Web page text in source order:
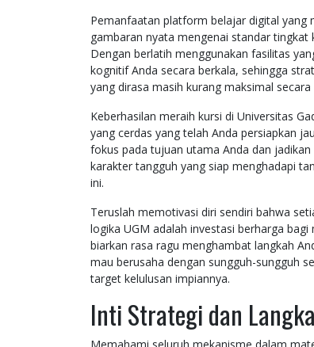
Pemanfaatan platform belajar digital yang
gambaran nyata mengenai standar
Dengan berlatih menggunakan fasilitas
kognitif Anda secara berkala, sehingga
yang dirasa masih kurang maksimal
Keberhasilan meraih kursi di Universitas
yang cerdas yang telah Anda persiapkan
fokus pada tujuan utama Anda dan
karakter tangguh yang siap menghadapi
ini.
Teruslah memotivasi diri sendiri bahwa
logika UGM adalah investasi berharga
biarkan rasa ragu menghambat langkah
mau berusaha dengan sungguh-sungguh
target kelulusan impiannya.
Inti Strategi dan